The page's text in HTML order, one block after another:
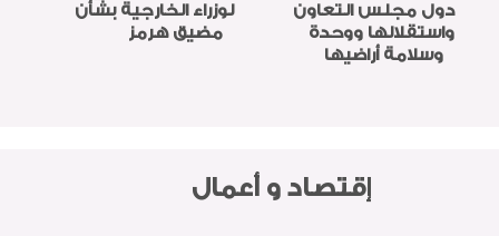
لوزراء الخارجية بشأن
دول مجلس التعاون
واستقلالها ووحدة
إقتصاد و أعمال